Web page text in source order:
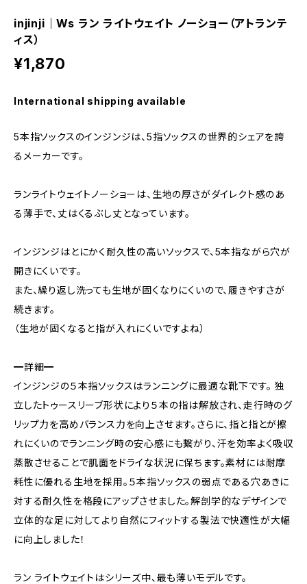
injinji｜Ws ラン ライトウェイト ノーショー（アトランテ
ィス）
¥1,870
International shipping available
5本指ソックスのインジンジは、5指ソックスの世界的シェアを誇
るメーカーです。
ランライトウェイトノーショーは、生地の厚さがダイレクト感のあ
る薄手で、丈はくるぶし丈となっています。
インジンジはとにかく耐久性の高いソックスで、5本指ながら穴が
開きにくいです。
また、繰り返し洗っても生地が固くなりにくいので、履きやすさが
続きます。
（生地が固くなると指が入れにくいですよね）
━詳細━
インジンジの５本指ソックスはランニングに最適な靴下です。 独
立したトゥースリーブ形状により５本の指は解放され、走行時のグ
リップ力を高めバランス力を向上させます。さらに、指と指とが擦
れにくいのでランニング時の安心感にも繋がり、汗を効率よく吸収
蒸散させることで肌面をドライな状況に保ちます。素材には耐摩
耗性に優れる生地を採用。５本指ソックスの弱点である穴あきに
対する耐久性を格段にアップさせました。解剖学的なデザインで
立体的な足に対してより自然にフィットする製法で快適性が大幅
に向上しました！
ラン ライトウェイトはシリーズ中、最も薄いモデルです。